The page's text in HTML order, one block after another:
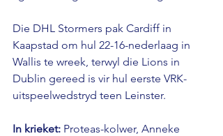
Die DHL Stormers pak Cardiff in
Kaapstad om hul 22-16-nederlaag in
Wallis te wreek, terwyl die Lions in
Dublin gereed is vir hul eerste VRK-
uitspeelwedstryd teen Leinster.
In krieket: Proteas-kolwer, Anneke